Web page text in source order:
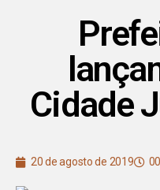
Cidade
20 de agosto de 2019